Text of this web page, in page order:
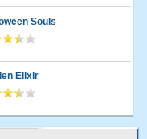
Souls
Elixir